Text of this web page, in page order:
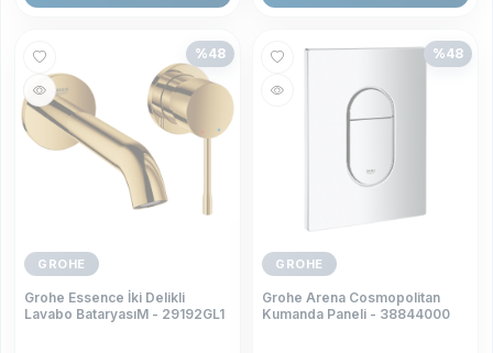
%48
GROHE
Grohe Essence İki Delikli
Lavabo BataryasıM - 29192GL1
%48
GROHE
Grohe Arena Cosmopolitan
Kumanda Paneli - 38844000